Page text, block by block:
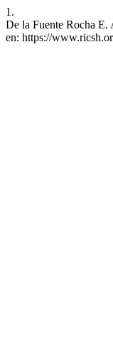
1.
De la Fuente Rocha
en: https://